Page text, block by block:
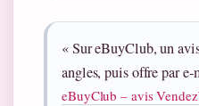
« Sur eBuyClub, un
angles, puis offre par
eBuyClub – avis